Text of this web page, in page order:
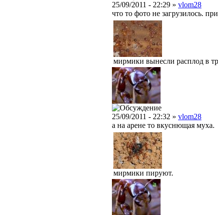
25/09/2011 - 22:29 » vlom28
что то фото не загрузилось.
мирмики вынесли расплод в
25/09/2011 - 22:32 » vlom28
а на арене то вкуснющая
мирмики пируют.